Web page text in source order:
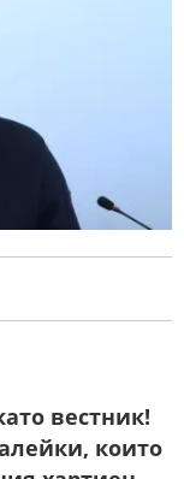
вестник!
които